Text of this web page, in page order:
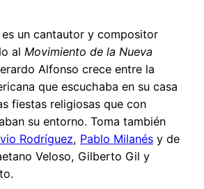
un cantautor y compositor
al Movimiento de la Nueva
Alfonso crece entre la
que escuchaba en su casa
fiestas religiosas que con
su entorno. Toma también
Rodríguez, Pablo Milanés y de
Veloso, Gilberto Gil y